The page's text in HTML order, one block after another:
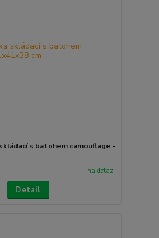
s batohem camouflage -
na dotaz
Detail